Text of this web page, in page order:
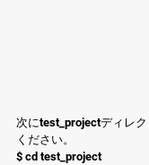
次にtest_projectディレ
ください。
$ cd test_project